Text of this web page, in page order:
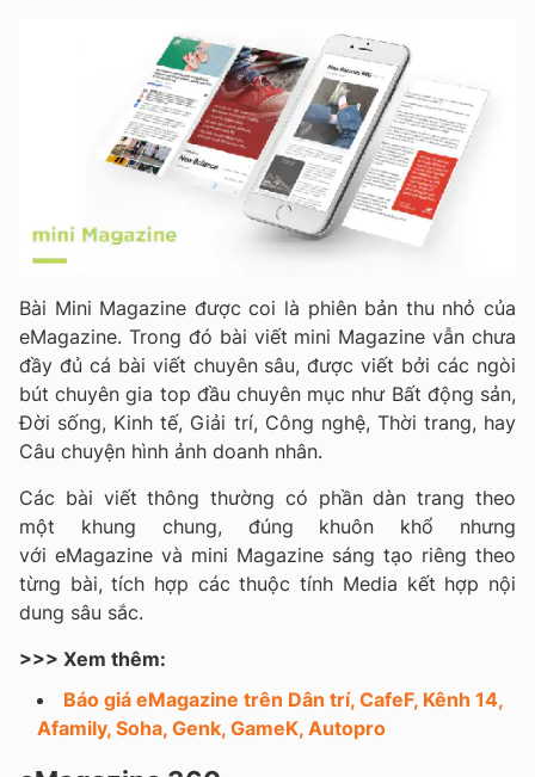
Bài Mini Magazine được coi là phiên bản thu nhỏ của
eMagazine. Trong đó bài viết mini Magazine vẫn chưa
đầy đủ cá bài viết chuyên sâu, được viết bởi các ngòi
bút chuyên gia top đầu chuyên mục như Bất động sản,
Đời sống, Kinh tế, Giải trí, Công nghệ, Thời trang, hay
Câu chuyện hình ảnh doanh nhân.
Các bài viết thông thường có phần dàn trang theo
một khung chung, đúng khuôn khổ nhưng
với eMagazine và mini Magazine sáng tạo riêng theo
từng bài, tích hợp các thuộc tính Media kết hợp nội
dung sâu sắc.
>>> Xem thêm:
Báo giá eMagazine trên Dân trí, CafeF, Kênh 14,
Afamily, Soha, Genk, GameK, Autopro